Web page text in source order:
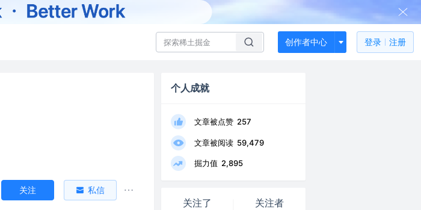
创作者中心 登录 注册
关注 私信
个人成就
文章被点赞 257
文章被阅读 59,479
掘力值 2,895
关注了
关注者